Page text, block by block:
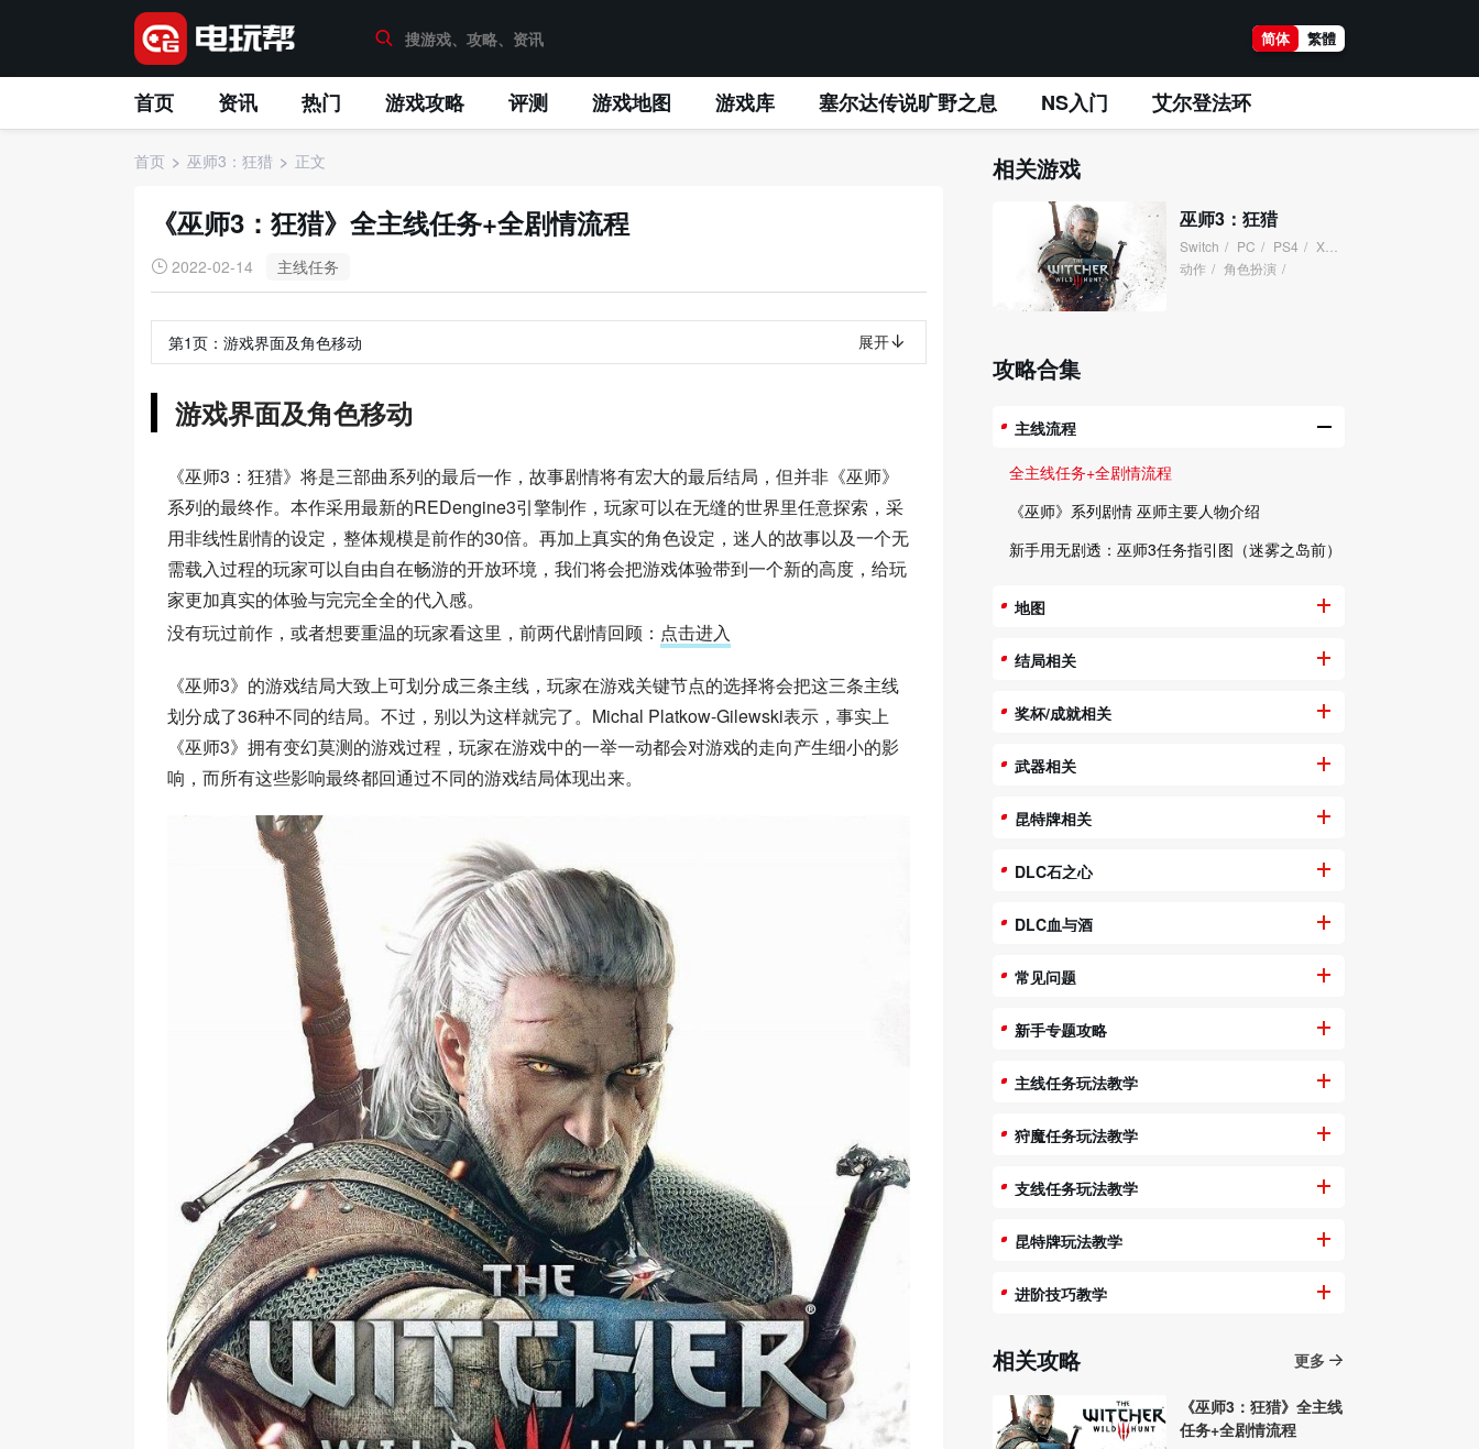
简体 繁體
首页 资讯 热门 游戏攻略 评测 游戏地图 游戏库 塞尔达传说旷野之息 NS入门 艾尔登法环
首页 巫师3：狂猎 正文
《巫师3：狂猎》全主线任务+全剧情流程
2022-02-14 主线任务
第1页： 游戏界面及角色移动 展开
游戏界面及角色移动
《巫师3：狂猎》将是三部曲系列的最后一作，故事剧情将有宏大的最后结局，但并非《巫师》
系列的最终作。本作采用最新的REDengine3引擎制作，玩家可以在无缝的世界里任意探索，采
用非线性剧情的设定，整体规模是前作的30倍。再加上真实的角色设定，迷人的故事以及一个无
需载入过程的玩家可以自由自在畅游的开放环境，我们将会把游戏体验带到一个新的高度，给玩
家更加真实的体验与完完全全的代入感。
没有玩过前作，或者想要重温的玩家看这里，前两代剧情回顾： 点击进入
《巫师3》的游戏结局大致上可划分成三条主线，玩家在游戏关键节点的选择将会把这三条主线
划分成了36种不同的结局。不过，别以为这样就完了。Michal Platkow-Gilewski表示，事实上
《巫师3》拥有变幻莫测的游戏过程，玩家在游戏中的一举一动都会对游戏的走向产生细小的影
响，而所有这些影响最终都回通过不同的游戏结局体现出来。
相关游戏
巫师3：狂猎
Switch / PC / PS4 / XboxOne
动作 / 角色扮演 /
攻略合集
主线流程
全主线任务+全剧情流程
《巫师》系列剧情 巫师主要人物介绍
新手用无剧透：巫师3任务指引图（迷雾之岛前）
地图
结局相关
奖杯/成就相关
武器相关
昆特牌相关
DLC石之心
DLC血与酒
常见问题
新手专题攻略
主线任务玩法教学
狩魔任务玩法教学
支线任务玩法教学
昆特牌玩法教学
进阶技巧教学
相关攻略 更多
《巫师3：狂猎》全主线
任务+全剧情流程